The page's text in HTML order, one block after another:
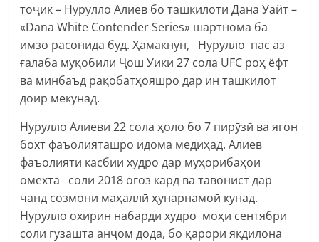
тоҷик – Нурулло Алиев бо ташкилоти Дана Уайт –
«Dana White Contender Series» шартнома ба
имзо расонида буд. Ҳамакнун, Нурулло пас аз
ғалаба муқобили Ҷош Уики 27 сола UFC роҳ ёфт
ва минбаъд рақобатҳояшро дар ин ташкилот
доир мекунад.
Нурулло Алиеви 22 сола ҳоло бо 7 пирӯзӣ ва ягон
бохт фаъолияташро идома медиҳад. Алиев
фаъолияти касбии худро дар муҳорибаҳои
омехта соли 2018 оғоз кард ва тавонист дар
чанд созмони маҳаллӣ ҳунарнамоӣ кунад.
Нурулло охирин набарди худро моҳи сентябри
соли гузашта анҷом дода, бо қарори якдилона